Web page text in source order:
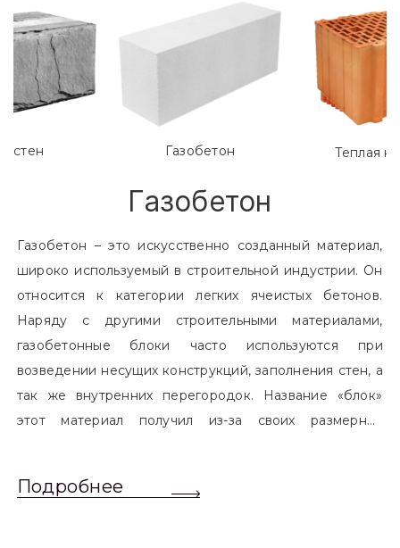
Газобетон Теплая
Газобетон
Газобетон – это искусственно созданный материал,
широко используемый в строительной индустрии. Он
относится к категории легких ячеистых бетонов.
Наряду с другими строительными материалами,
газобетонные блоки часто используются при
возведении несущих конструкций, заполнения стен, а
так же внутренних перегородок. Название «блок»
этот материал получил из-за своих размерных
обычный одинарный кирпич. Размер блоков различен
Подробнее